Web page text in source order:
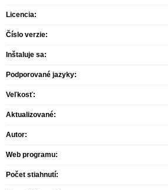
Licencia:
Číslo verzie:
Inštaluje sa:
Podporované jazyky:
Veľkosť:
Aktualizované:
Autor:
Web programu:
Počet stiahnutí: